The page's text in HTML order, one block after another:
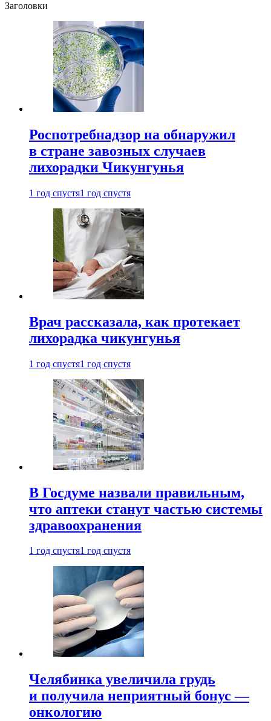
Заголовки
Роспотребнадзор на обнаружил
в стране завозных случаев
лихорадки Чикунгунья
1 год спустя1 год спустя
Врач рассказала, как протекает
лихорадка чикунгунья
1 год спустя1 год спустя
В Госдуме назвали правильным,
что аптеки станут частью системы
здравоохранения
1 год спустя1 год спустя
Челябинка увеличила грудь
и получила неприятный бонус —
онкологию